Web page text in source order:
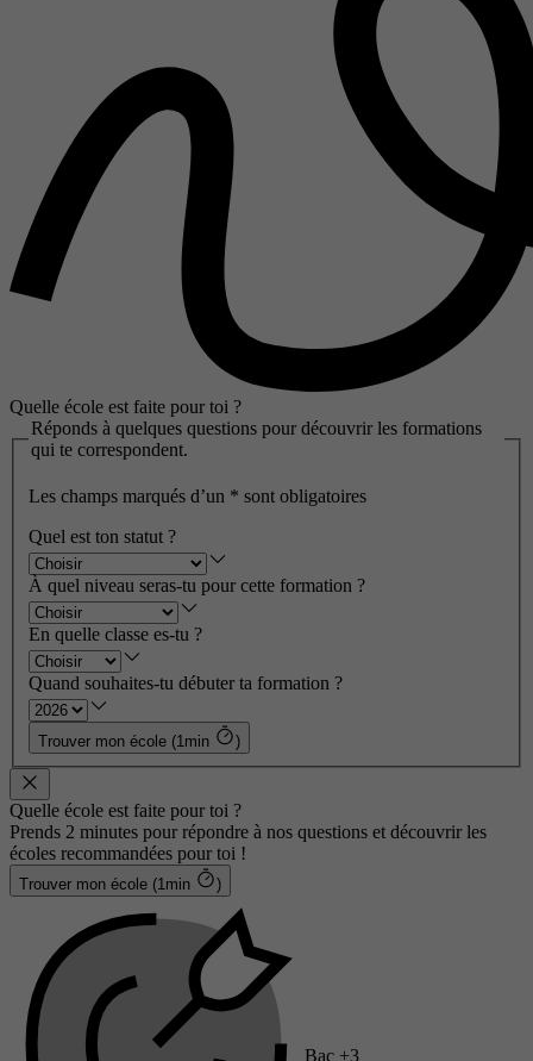
Quelle école est faite pour toi ?
Réponds à quelques questions pour découvrir les formations
qui te correspondent.
Les champs marqués d’un * sont obligatoires
Quel est ton statut ?
À quel niveau seras-tu pour cette formation ?
En quelle classe es-tu ?
Quand souhaites-tu débuter ta formation ?
Trouver mon école (1min )
Quelle école est faite pour toi ?
Prends 2 minutes pour répondre à nos questions et découvrir les
écoles recommandées pour toi !
Trouver mon école (1min )
Bac +3